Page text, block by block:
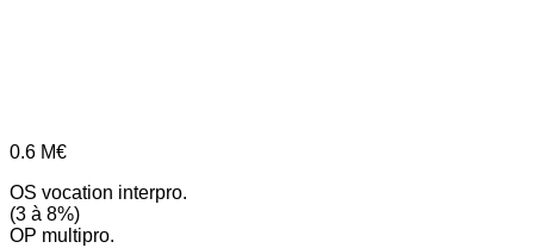
0.6 M€
OS vocation interpro.
(3 à 8%)
OP multipro.